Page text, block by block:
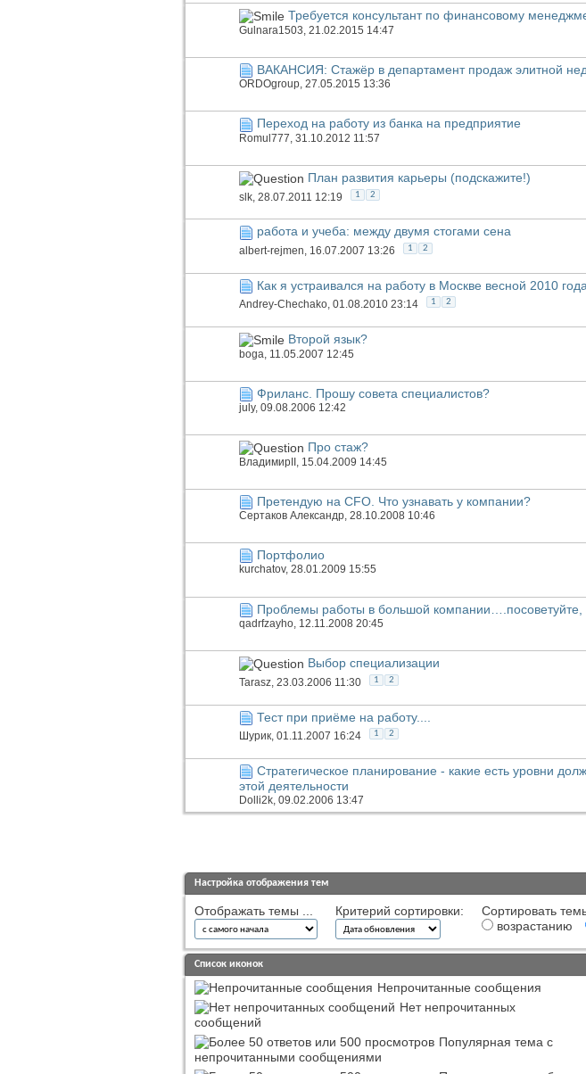
Требуется консультант по финансовому
Gulnara1503, 21.02.2015 14:47
ВАКАНСИЯ: Стажёр в департамент продаж элитной
ORDOgroup, 27.05.2015 13:36
Переход на работу из банка на предприятие
Romul777 , 31.10.2012 11:57
План развития карьеры (подскажите!)
slk , 28.07.2011 12:19 1 2
работа и учеба: между двумя стогами сена
albert-rejmen , 16.07.2007 13:26 1 2
Как я устраивался на работу в Москве весной 2010 года
Andrey-Chechako, 01.08.2010 23:14 1 2
Второй язык?
boga, 11.05.2007 12:45
Фриланс. Прошу совета специалистов?
july, 09.08.2006 12:42
Про стаж?
ВладимирII , 15.04.2009 14:45
Претендую на CFO. Что узнавать у компании?
Сертаков Александр, 28.10.2008 10:46
Портфолио
kurchatov, 28.01.2009 15:55
Проблемы работы в большой компании….посоветуйте,
qadrfzayho, 12.11.2008 20:45
Выбор специализации
Tarasz, 23.03.2006 11:30 1 2
Тест при приёме на работу....
Шурик, 01.11.2007 16:24 1 2
Стратегическое планирование - какие есть уровни
этой деятельности
Dolli2k, 09.02.2006 13:47
Настройка отображения тем
Отображать темы ... Критерий сортировки:
Сортировать
возрастанию
Список иконок
Непрочитанные сообщения
Нет непрочитанных
сообщений
Популярная тема с
непрочитанными сообщениями